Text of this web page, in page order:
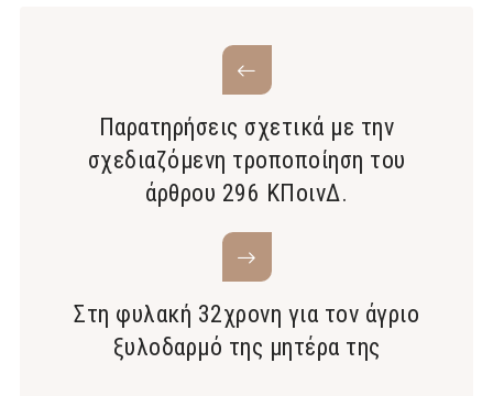
Παρατηρήσεις σχετικά με την
σχεδιαζόμενη τροποποίηση του
άρθρου 296 ΚΠοινΔ.
Στη φυλακή 32χρονη για τον άγριο
ξυλοδαρμό της μητέρα της